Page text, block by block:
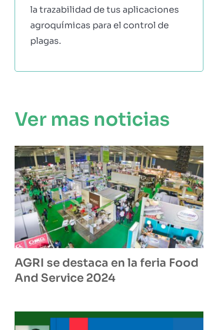
la trazabilidad de tus aplicaciones
agroquímicas para el control de
plagas.
Ver mas noticias
AGRI se destaca en la feria Food
And Service 2024